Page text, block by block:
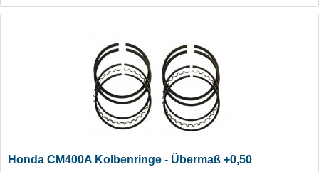
Honda CM400A Kolbenringe - Übermaß +0,50